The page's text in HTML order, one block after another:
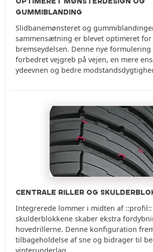
GUMMIBLANDING
Slidbanemønsteret og
sammensætning er blevet optimeret
bremseydelsen. Denne nye
forbedret vejgreb på vejen, en mere
ydeevnen og bedre
CENTRALE RILLER OG
Integrerede lommer i midten af ::profil::
skulderblokkene skaber ekstra
hovedrillerne. Denne konfiguration
tilbageholdelse af sne og bidrager til